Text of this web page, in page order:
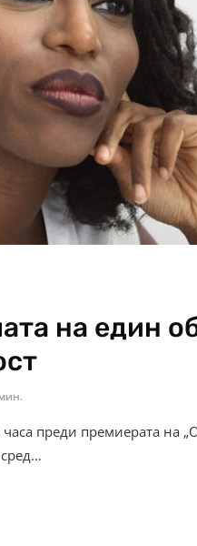
на един
преди премиерата на